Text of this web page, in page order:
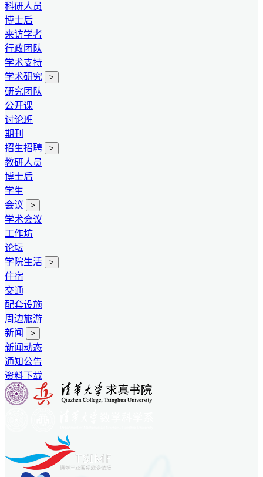
科研人员
博士后
来访学者
行政团队
学术支持
学术研究
>
研究团队
公开课
讨论班
期刊
招生招聘
>
教研人员
博士后
学生
会议
>
学术会议
工作坊
论坛
学院生活
>
住宿
交通
配套设施
周边旅游
新闻
>
新闻动态
通知公告
资料下载